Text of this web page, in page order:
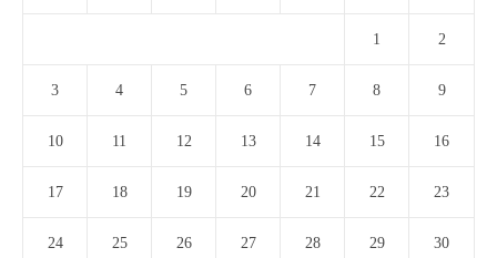
1 2
3 4 5 6 7 8 9
10 11 12 13 14 15 16
17 18 19 20 21 22 23
24 25 26 27 28 29 30